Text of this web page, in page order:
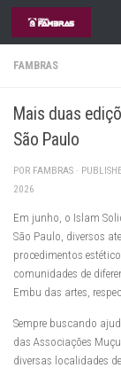
Skip to content
FAMBRAS
Mais duas
São Paulo
POR FAMBRAS ·
2026
Em junho, o Islam
São Paulo, diversos
procedimentos
comunidades de
Embu das artes,
Sempre buscando
das Associações
diversas localidades